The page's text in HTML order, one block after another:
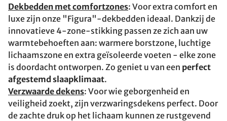
Dekbedden met comfortzones: Voor extra comfort en
luxe zijn onze "Figura"-dekbedden ideaal. Dankzij de
innovatieve 4-zone-stikking passen ze zich aan uw
warmtebehoeften aan: warmere borstzone, luchtige
lichaamszone en extra geïsoleerde voeten - elke zone
is doordacht ontworpen. Zo geniet u van een perfect
afgestemd slaapklimaat.
Verzwaarde dekens: Voor wie geborgenheid en
veiligheid zoekt, zijn verzwaringsdekens perfect. Door
de zachte druk op het lichaam kunnen ze rustgevend